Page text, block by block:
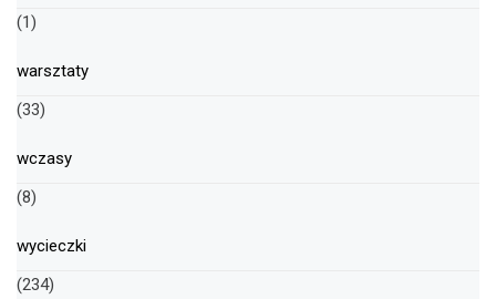
(1)
warsztaty
(33)
wczasy
(8)
wycieczki
(234)